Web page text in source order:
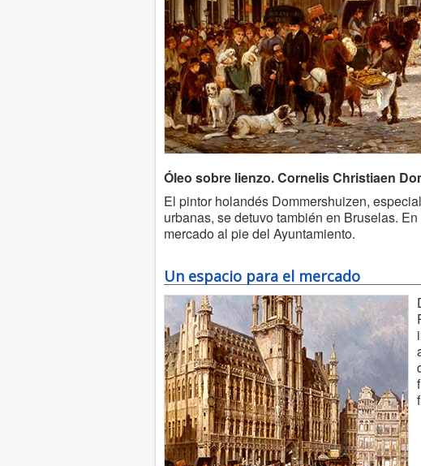
Óleo sobre lienzo. Cornelis Christiaen
El pintor holandés Dommershuizen,
urbanas, se detuvo también en Bruselas.
mercado al pie del Ayuntamiento.
Un espacio para el mercado